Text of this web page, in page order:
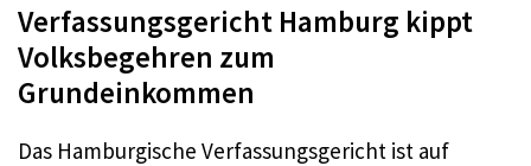
Verfassungsgericht Hamburg kippt
Volksbegehren zum
Grundeinkommen
Das Hamburgische Verfassungsgericht ist auf